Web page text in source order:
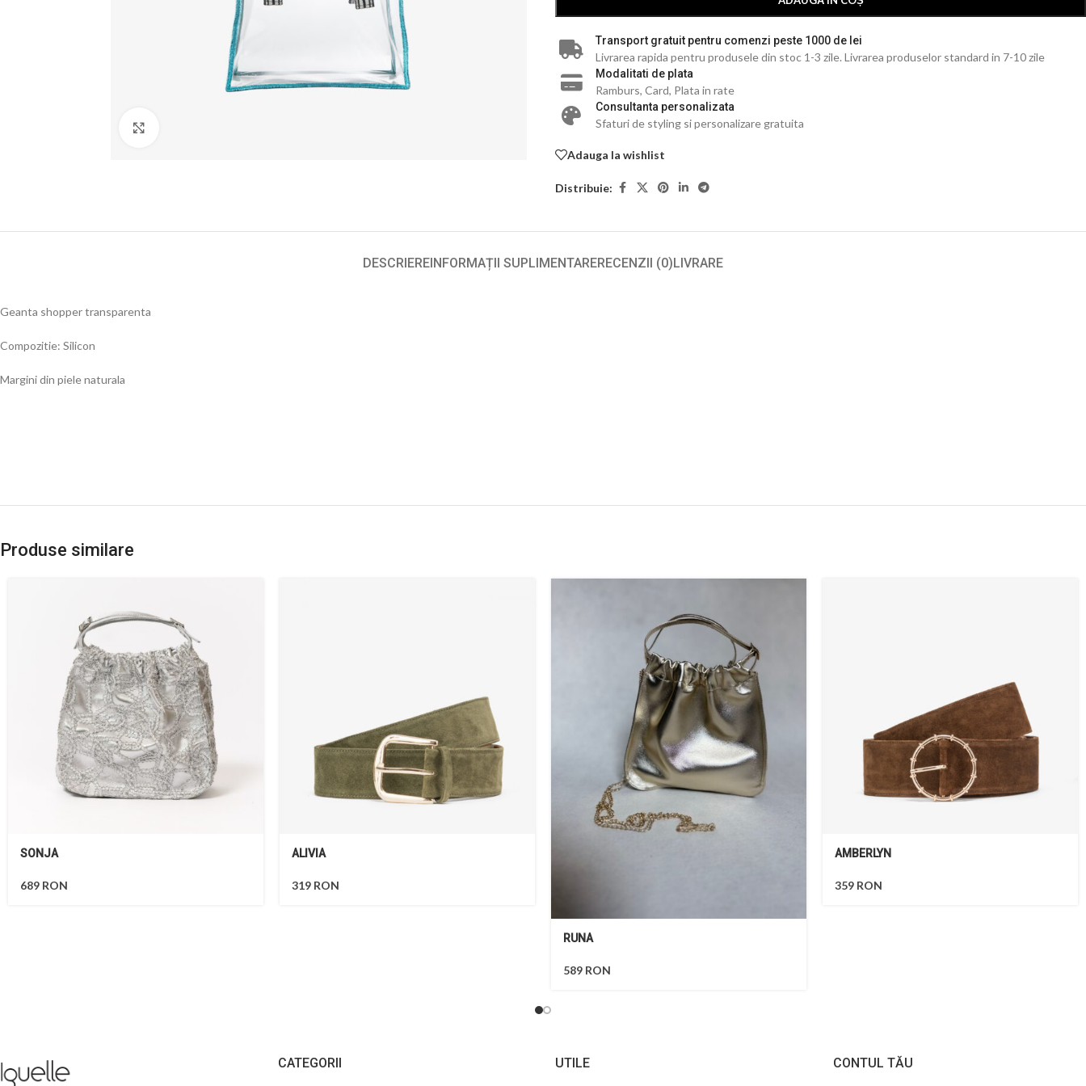
Transport gratuit pentru comenzi peste 1000 de lei
Livrarea rapida pentru produsele din stoc 1-3 zile. Livrarea produselor standard in 7-10 zile
Modalitati de plata
Ramburs, Card, Plata in rate
Consultanta personalizata
Sfaturi de styling si personalizare gratuita
Adauga la wishlist
Distribuie:
DESCRIEREINFORMAȚII SUPLIMENTARERECENZII (0)LIVRARE
Geanta shopper transparenta
Compozitie: Silicon
Margini din piele naturala
Produse similare
SONJA
689 RON
ALIVIA
319 RON
RUNA
589 RON
AMBERLYN
359 RON
CATEGORII UTILE CONTUL TĂU